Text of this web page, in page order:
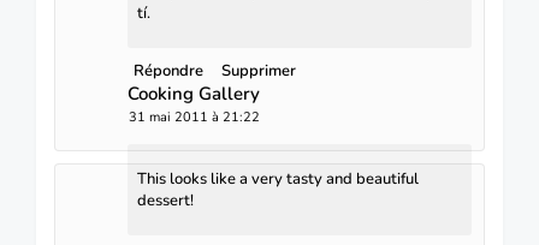
tí.
Répondre Supprimer
Cooking Gallery
31 mai 2011 à 21:22
This looks like a very tasty and beautiful
dessert!